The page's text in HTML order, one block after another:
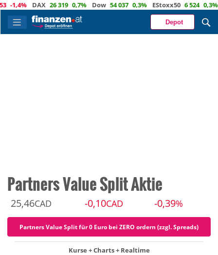
DAX 26 319 0,7% Dow 54 037 0,3% EStoxx50 6 524 0,3%
Depot
Partners Value Split Aktie
25,46CAD -0,10CAD -0,39%
Partners Value Split für 0 Euro bei ZERO ordern (zzgl. Spreads)
Kurse + Charts + Realtime